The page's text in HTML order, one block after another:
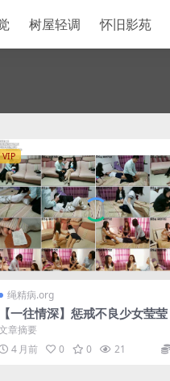
树屋轻调 怀旧影苑
VIP
绳精病.org
【一往情深】惩戒不良少女莹莹
章摘要
4 月前
0 0 21